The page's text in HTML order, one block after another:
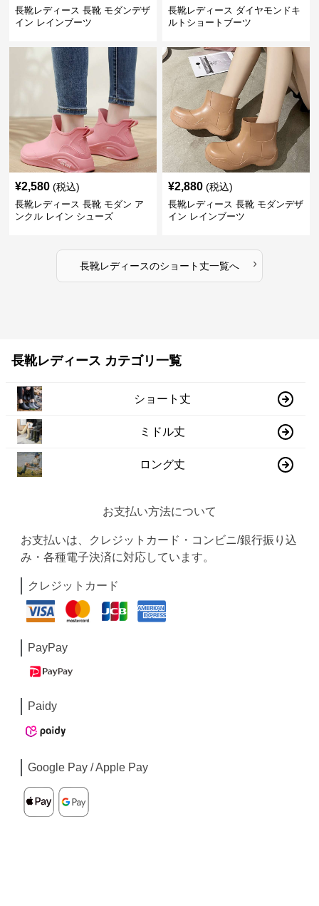
長靴レディース 長靴 モダンデザ
イン レインブーツ
長靴レディース ダイヤモンドキ
ルトショートブーツ
¥2,580 (税込)
長靴レディース 長靴 モダン ア
ンクル レイン シューズ
¥2,880 (税込)
長靴レディース 長靴 モダンデザ
イン レインブーツ
長靴レディースのショート丈一覧へ ›
長靴レディース カテゴリ一覧
ショート丈
ミドル丈
ロング丈
お支払い方法について
お支払いは、クレジットカード・コンビニ/銀行振り込
み・各種電子決済に対応しています。
クレジットカード
PayPay
Paidy
Google Pay / Apple Pay